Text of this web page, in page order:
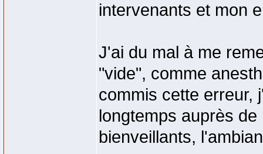
intervenants et mon
J'ai du mal à me
"vide", comme
commis cette erreur,
longtemps auprès
bienveillants,